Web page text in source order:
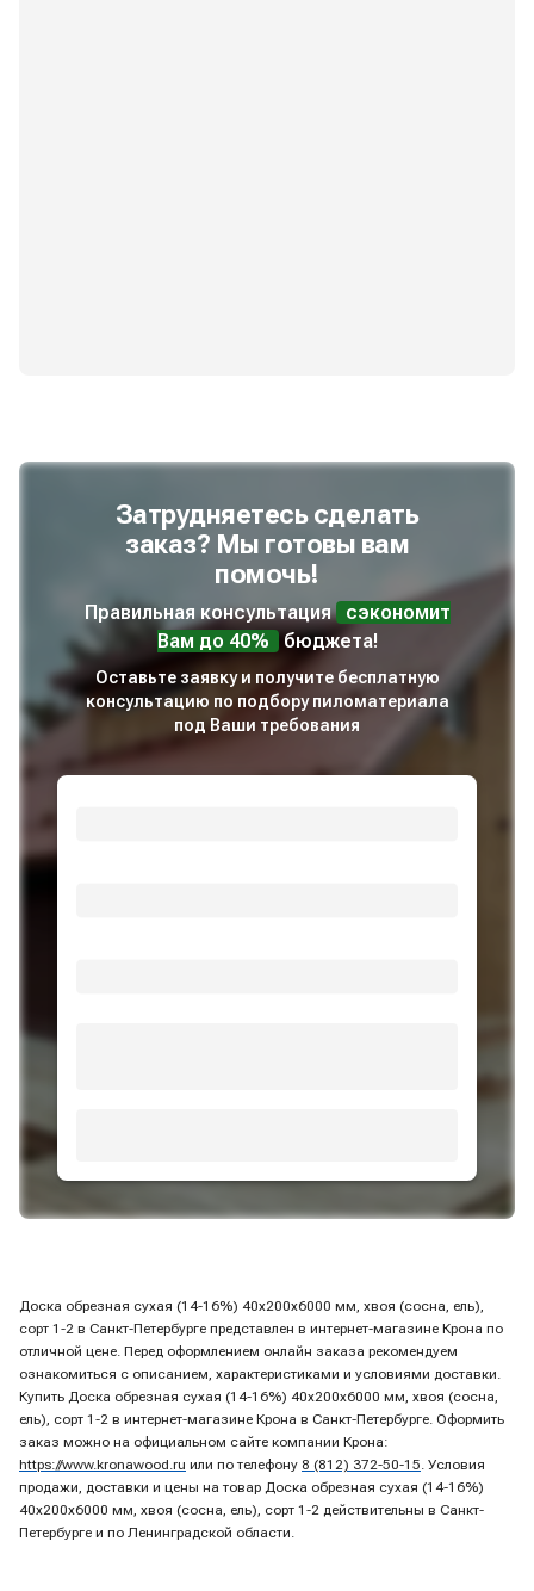
Затрудняетесь сделать
заказ? Мы готовы вам
помочь!
Правильная консультация
сэкономит
Вам до 40%
бюджета!
Оставьте заявку и получите бесплатную
консультацию по подбору пиломатериала
под Ваши требования
Доска обрезная сухая (14-16%) 40х200х6000 мм, хвоя (сосна, ель),
сорт 1-2 в Санкт-Петербурге представлен в интернет-магазине Крона по
отличной цене. Перед оформлением онлайн заказа рекомендуем
ознакомиться с описанием, характеристиками и условиями доставки.
Купить Доска обрезная сухая (14-16%) 40х200х6000 мм, хвоя (сосна,
ель), сорт 1-2 в интернет-магазине Крона в Санкт-Петербурге. Оформить
заказ можно на официальном сайте компании Крона:
https://www.kronawood.ru или по телефону 8 (812) 372-50-15. Условия
продажи, доставки и цены на товар Доска обрезная сухая (14-16%)
40х200х6000 мм, хвоя (сосна, ель), сорт 1-2 действительны в Санкт-
Петербурге и по Ленинградской области.